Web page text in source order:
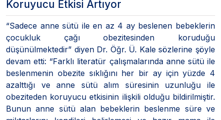
Koruyucu Etkisi Artıyor
“Sadece anne sütü ile en az 4 ay beslenen bebeklerin
çocukluk çağı obezitesinden koruduğu
düşünülmektedir” diyen Dr. Öğr. Ü. Kale sözlerine şöyle
devam etti: “Farklı literatür çalışmalarında anne sütü ile
beslenmenin obezite sıklığını her bir ay için yüzde 4
azalttığı ve anne sütü alım süresinin uzunluğu ile
obeziteden koruyucu etkisinin ilişkili olduğu bildirilmiştir.
Bunun anne sütü alan bebeklerin beslenme süre ve